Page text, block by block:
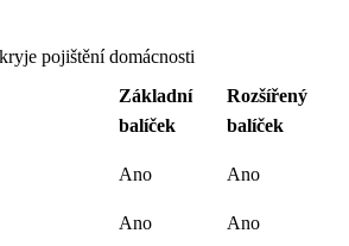
pojištění domácnosti
Základní
balíček
Rozšířený
balíček
Ano Ano
Ano Ano